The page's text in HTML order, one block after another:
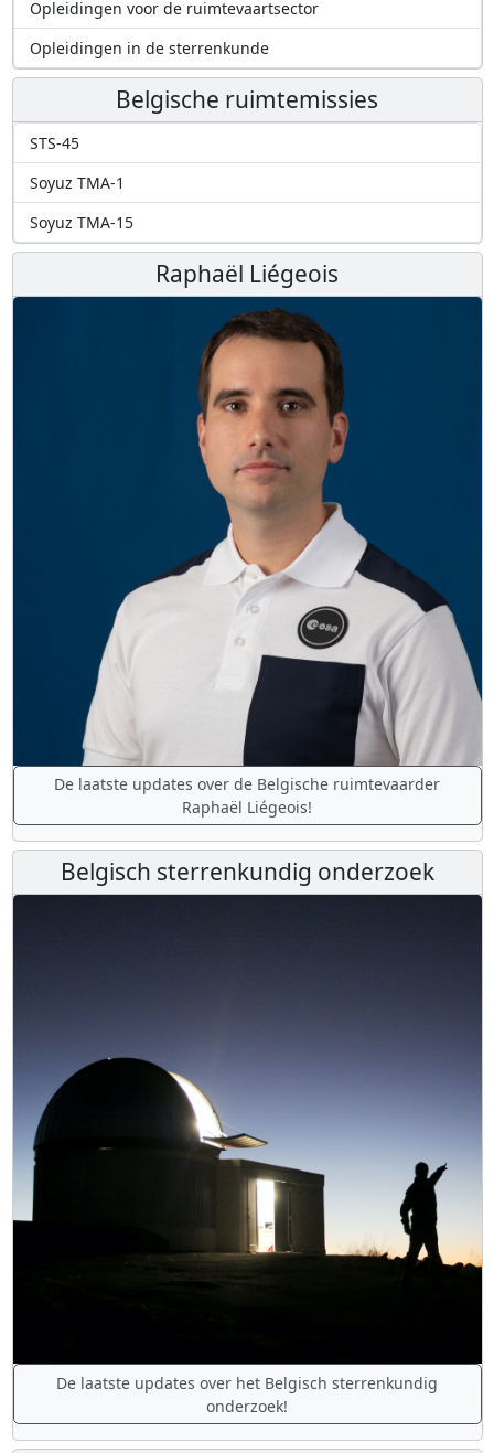
Opleidingen voor de ruimtevaartsector
Opleidingen in de sterrenkunde
Belgische ruimtemissies
STS-45
Soyuz TMA-1
Soyuz TMA-15
Raphaël Liégeois
De laatste updates over de Belgische ruimtevaarder
Raphaël Liégeois!
Belgisch sterrenkundig onderzoek
De laatste updates over het Belgisch sterrenkundig
onderzoek!